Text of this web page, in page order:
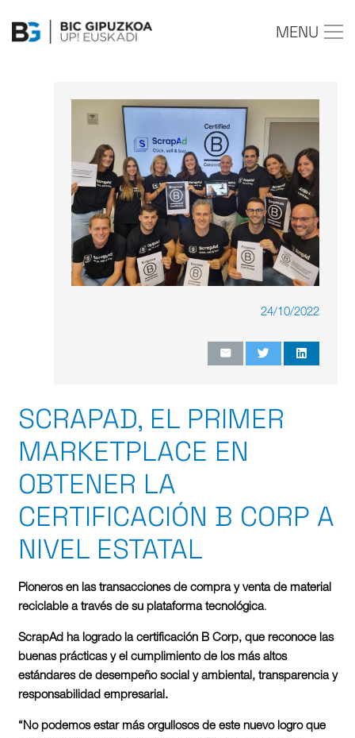
MENU
24/10/2022
SCRAPAD, EL PRIMER
MARKETPLACE EN
OBTENER LA
CERTIFICACIÓN B CORP A
NIVEL ESTATAL
Pioneros en las transacciones de compra y venta de material
reciclable a través de su plataforma tecnológica.
ScrapAd ha logrado la certificación B Corp, que reconoce las
buenas prácticas y el cumplimiento de los más altos
estándares de desempeño social y ambiental, transparencia y
responsabilidad empresarial.
“No podemos estar más orgullosos de este nuevo logro que